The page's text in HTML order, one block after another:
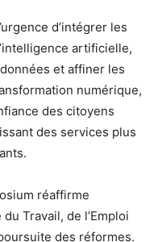
d’intégrer les
artificielle,
et affiner les
numérique,
des citoyens
des services plus
réaffirme
Travail, de l’Emploi
des réformes.